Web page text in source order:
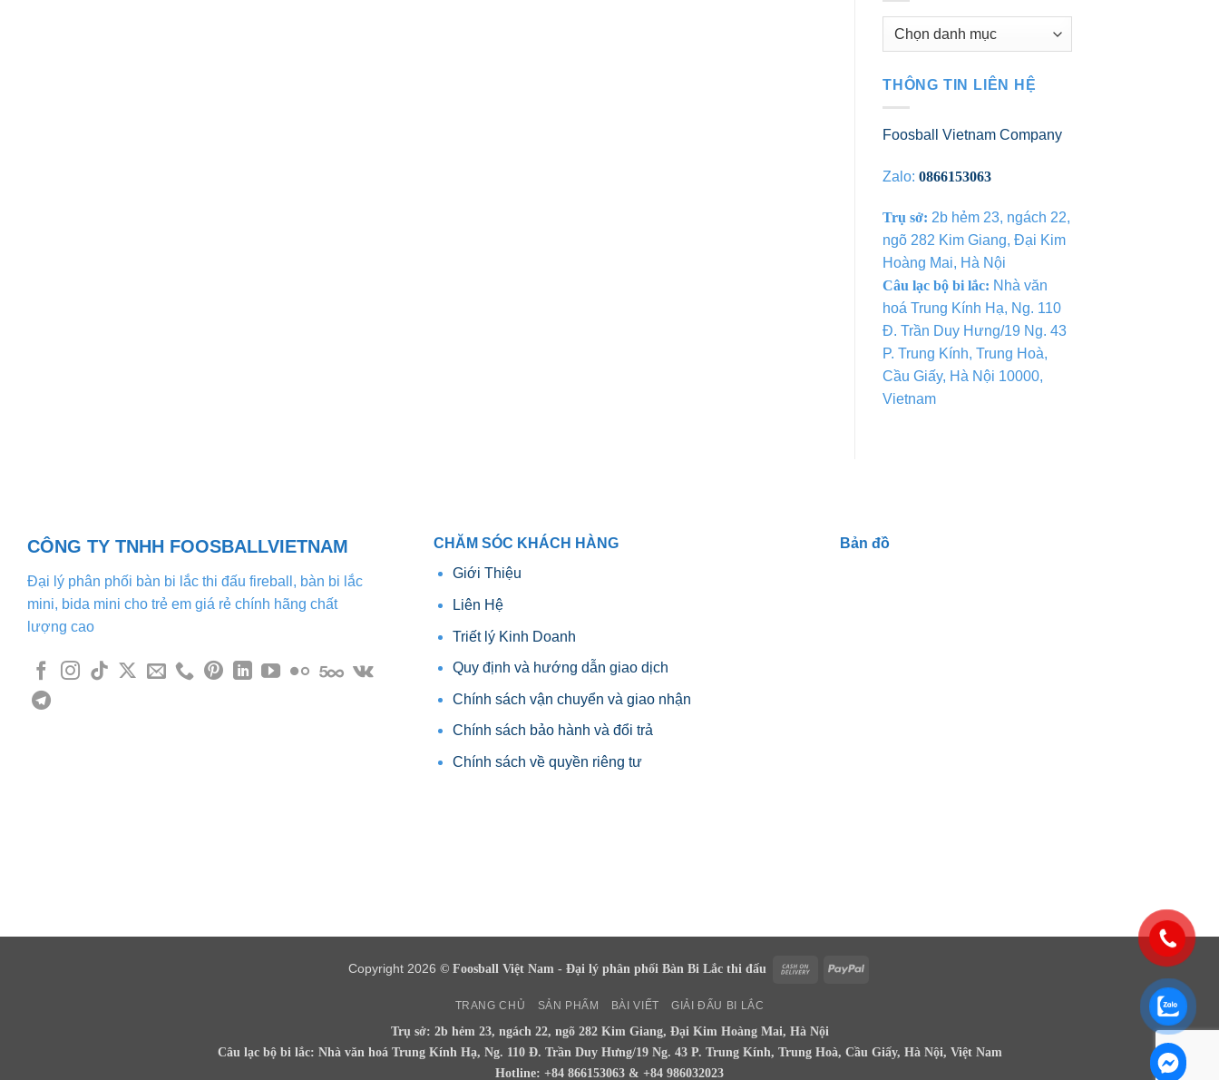
Danh
THÔNG TIN LIÊN HỆ
Foosball Vietnam Company
Zalo: 0866153063
Trụ sở: 2b hẻm 23, ngách 22,
ngõ 282 Kim Giang, Đại Kim
Hoàng Mai, Hà Nội
Câu lạc bộ bi lắc: Nhà văn
hoá Trung Kính Hạ, Ng. 110
Đ. Trần Duy Hưng/19 Ng. 43
P. Trung Kính, Trung Hoà,
Cầu Giấy, Hà Nội 10000,
Vietnam
CÔNG TY TNHH FOOSBALLVIETNAM
Đại lý phân phối bàn bi lắc thi đấu fireball, bàn bi lắc
mini, bida mini cho trẻ em giá rẻ chính hãng chất
lượng cao
CHĂM SÓC KHÁCH HÀNG
Giới Thiệu
Liên Hệ
Triết lý Kinh Doanh
Quy định và hướng dẫn giao dịch
Chính sách vận chuyển và giao nhận
Chính sách bảo hành và đổi trả
Chính sách về quyền riêng tư
Bản đồ
Copyright 2026 © Foosball Việt Nam - Đại lý phân phối Bàn Bi Lắc thi đấu
Cash
PayPal
TRANG CHỦ SẢN PHẨM BÀI VIẾT GIẢI ĐẤU BI LẮC
Trụ sở: 2b hẻm 23, ngách 22, ngõ 282 Kim Giang, Đại Kim Hoàng Mai, Hà Nội
Câu lạc bộ bi lắc: Nhà văn hoá Trung Kính Hạ, Ng. 110 Đ. Trần Duy Hưng/19 Ng. 43 P. Trung Kính, Trung Hoà, Cầu Giấy, Hà Nội, Việt Nam
Hotline: +84 866153063 & +84 986032023